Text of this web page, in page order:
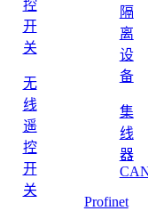
控
开
关
无
线
遥
控
开
关
隔
离
设
备
集
线
器
Profinet